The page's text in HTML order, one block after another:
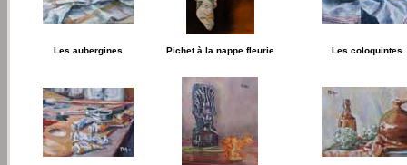
Les aubergines Pichet à la nappe fleurie Les coloquintes